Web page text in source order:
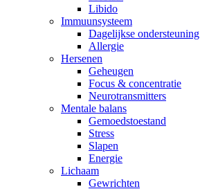
Libido
Immuunsysteem
Dagelijkse ondersteuning
Allergie
Hersenen
Geheugen
Focus & concentratie
Neurotransmitters
Mentale balans
Gemoedstoestand
Stress
Slapen
Energie
Lichaam
Gewrichten